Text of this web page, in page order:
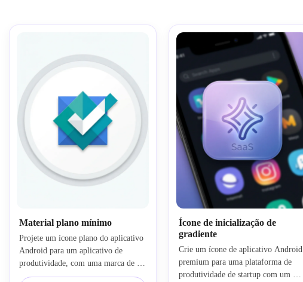
Material plano mínimo
Projete um ícone plano do aplicativo
Android para um aplicativo de
produtividade, com uma marca de
seleção geométrica centrada e um
Ícone de inicialização de
gradiente
Crie um ícone de aplicativo Android
premium para uma plataforma de
produtividade de startup com um